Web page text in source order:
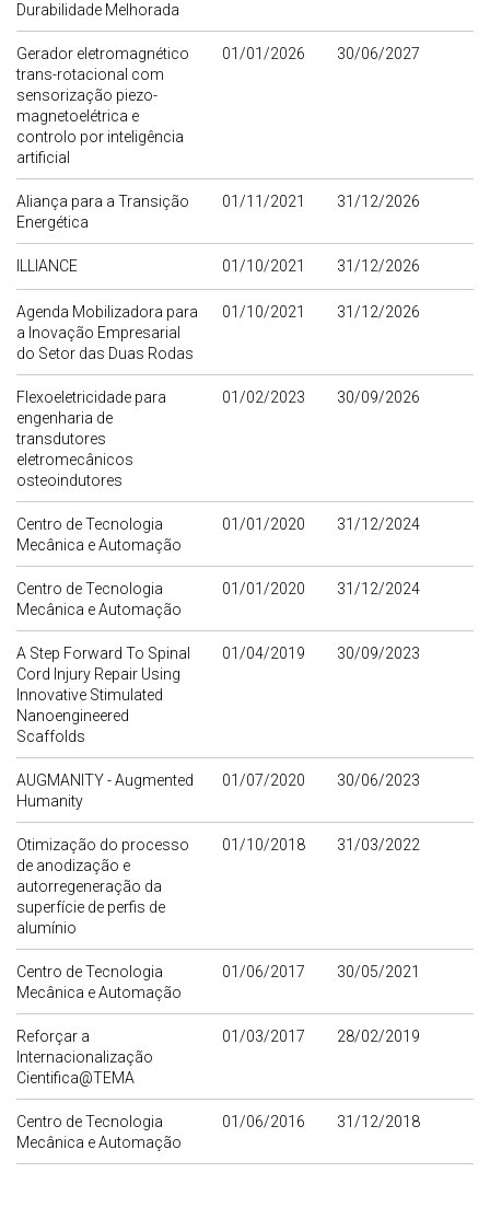
Durabilidade Melhorada
Gerador eletromagnético
trans-rotacional com
sensorização piezo-
magnetoelétrica e
controlo por inteligência
artificial
01/01/2026 30/06/2027
Aliança para a Transição
Energética
01/11/2021 31/12/2026
ILLIANCE 01/10/2021 31/12/2026
Agenda Mobilizadora para
a Inovação Empresarial
do Setor das Duas Rodas
01/10/2021 31/12/2026
Flexoeletricidade para
engenharia de
transdutores
eletromecânicos
osteoindutores
01/02/2023 30/09/2026
Centro de Tecnologia
Mecânica e Automação
01/01/2020 31/12/2024
Centro de Tecnologia
Mecânica e Automação
01/01/2020 31/12/2024
A Step Forward To Spinal
Cord Injury Repair Using
Innovative Stimulated
Nanoengineered
Scaffolds
01/04/2019 30/09/2023
AUGMANITY - Augmented
Humanity
01/07/2020 30/06/2023
Otimização do processo
de anodização e
autorregeneração da
superfície de perfis de
alumínio
01/10/2018 31/03/2022
Centro de Tecnologia
Mecânica e Automação
01/06/2017 30/05/2021
Reforçar a
Internacionalização
Cientifica@TEMA
01/03/2017 28/02/2019
Centro de Tecnologia
Mecânica e Automação
01/06/2016 31/12/2018